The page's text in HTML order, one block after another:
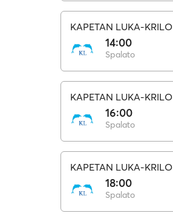
KAPETAN LUKA-KRILO
14:00
Spalato
KAPETAN LUKA-KRILO
16:00
Spalato
KAPETAN LUKA-KRILO
18:00
Spalato